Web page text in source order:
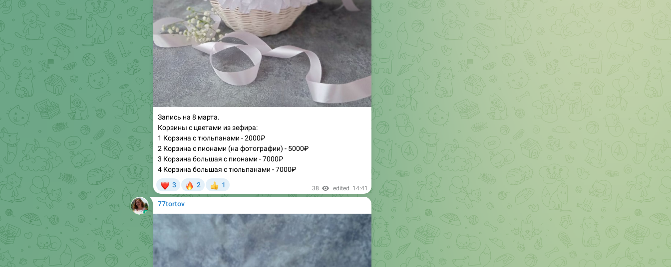
Запись на 8 марта.
Корзины с цветами из зефира:
1 Корзина с тюльпанами - 2000₽
2 Корзина с пионами (на фотографии) - 5000₽
3 Корзина большая с пионами - 7000₽
4 Корзина большая с тюльпанами - 7000₽
❤
3
🔥
2
👍
1
77tortov